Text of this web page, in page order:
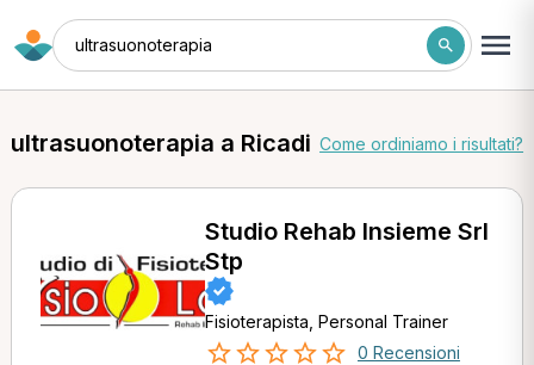
ultrasuonoterapia
ultrasuonoterapia a Ricadi Come ordiniamo i risultati?
Studio Rehab Insieme Srl
Stp
Fisioterapista, Personal Trainer
0 Recensioni